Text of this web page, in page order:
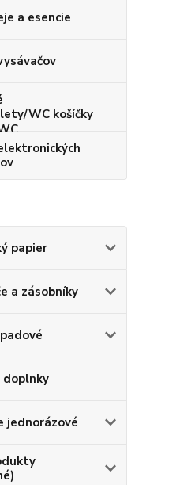
a esencie
WC košíčky
papier
a zásobníky
jednorázové